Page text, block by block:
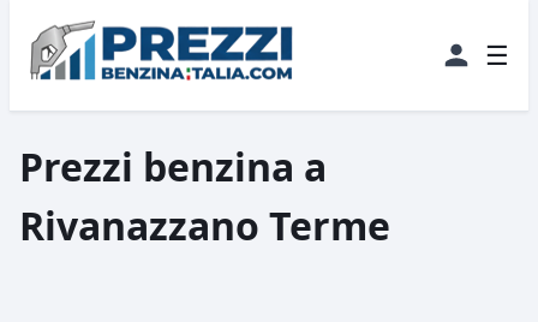
☰
Prezzi benzina a
Rivanazzano Terme